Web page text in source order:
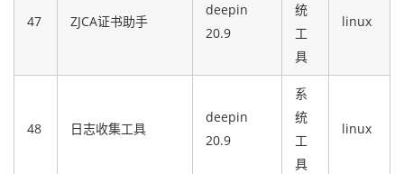
47 ZJCA证书助手
deepin
20.9
统
工
具
linux
48 日志收集工具
deepin
20.9
系
统
工
具
linux